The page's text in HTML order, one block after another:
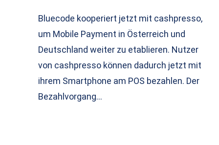
Bluecode kooperiert jetzt mit cashpresso,
um Mobile Payment in Österreich und
Deutschland weiter zu etablieren. Nutzer
von cashpresso können dadurch jetzt mit
ihrem Smartphone am POS bezahlen. Der
Bezahlvorgang…